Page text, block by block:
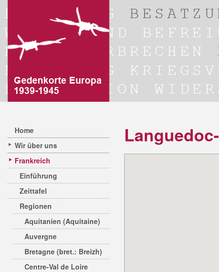
Home
Wir über uns
Frankreich
Einführung
Zeittafel
Regionen
Aquitanien (Aquitaine)
Auvergne
Bretagne (bret.: Breizh)
Centre-Val de Loire